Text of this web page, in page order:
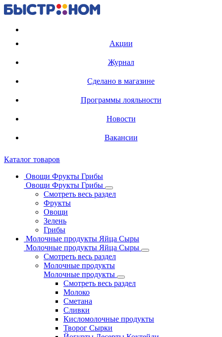
Акции
Журнал
Сделано в магазине
Программы лояльности
Новости
Вакансии
Каталог товаров
Овощи Фрукты Грибы
Овощи Фрукты Грибы
Смотреть весь раздел
Фрукты
Овощи
Зелень
Грибы
Молочные продукты Яйца Сыры
Молочные продукты Яйца Сыры
Смотреть весь раздел
Молочные продукты
Молочные продукты
Смотреть весь раздел
Молоко
Сметана
Сливки
Кисломолочные продукты
Творог Сырки